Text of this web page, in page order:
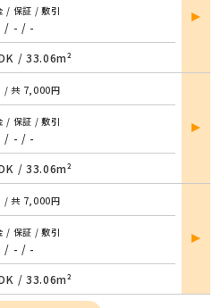
/ 保証 / 敷引
/ - / -
/ 33.06m²
部屋
詳細
/ 共 7,000円
/ 保証 / 敷引
/ - / -
/ 33.06m²
部屋
詳細
/ 共 7,000円
/ 保証 / 敷引
/ - / -
/ 33.06m²
部屋
詳細